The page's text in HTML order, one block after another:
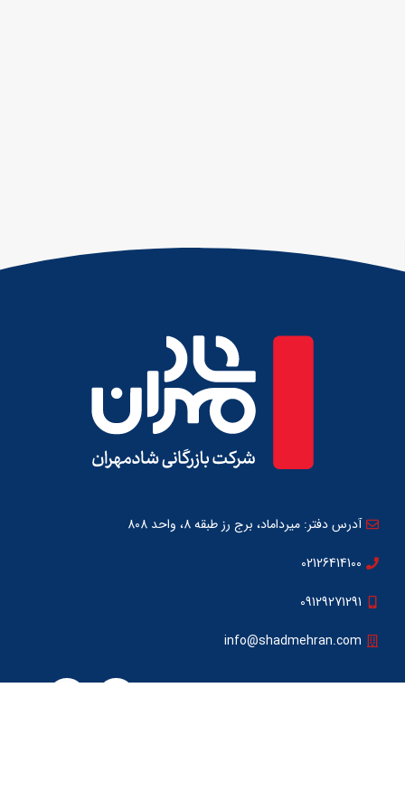
آدرس دفتر: میرداماد، برج رز طبقه 8، واحد 808
02126414100
09129271291
info@shadmehran.com